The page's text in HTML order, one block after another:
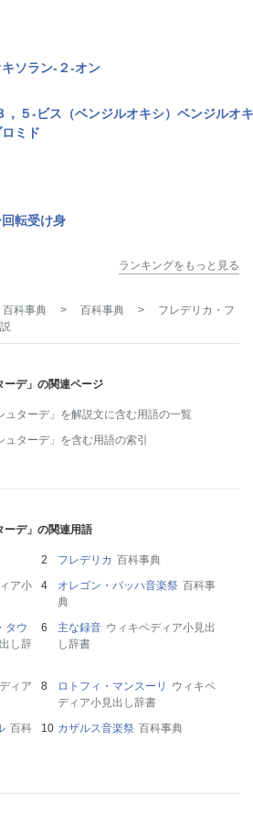
ソラン‐２‐オン
，５‐ビス（ベンジルオキシ）ベンジルオキ
ミド
転受け身
ランキングをもっと見る
百科事典 > 百科事典 >
フレデリカ・フ
ーデ」の関連ページ
ュターデ」を解説文に含む用語の一覧
ュターデ」を含む用語の索引
ーデ」の関連用語
フレデリカ 百科事典
ア小
オレゴン・バッハ音楽祭 百科事
典
タウ
し辞
主な録音 ウィキペディア小見出
し辞書
ィア
ロトフィ・マンスーリ
ウィキペ
ディア小見出し辞書
百科
カザルス音楽祭 百科事典